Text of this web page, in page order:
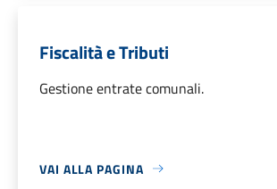
Fiscalità e Tributi
Gestione entrate comunali.
VAI ALLA PAGINA